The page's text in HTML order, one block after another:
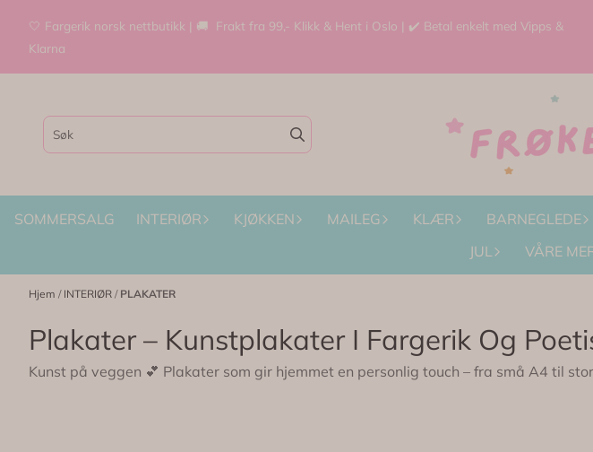
Hopp til innhold
🤍 Fargerik norsk nettbutikk | 🚚 Frakt fra 99,- Klikk & Hent i Oslo | ✔️ Betal enkelt med Vipps &
Klarna
SOMMERSALG INTERIØR KJØKKEN MAILEG KLÆR BARNEGLEDE
JUL
VÅRE
Hjem / INTERIØR / PLAKATER
Plakater – Kunstplakater I Fargerik Og
Kunst på veggen 💕 Plakater som gir hjemmet en personlig touch – fra små A4 til